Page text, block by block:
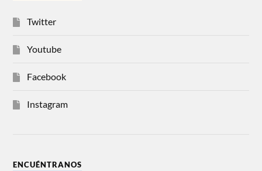
Twitter
Youtube
Facebook
Instagram
ENCUÉNTRANOS